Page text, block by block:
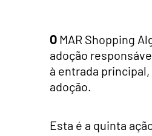
O MAR Shopping
adoção
à entrada
adoção.
Esta é a quinta